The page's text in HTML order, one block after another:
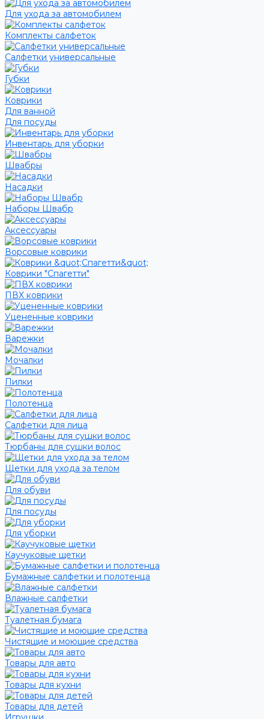
Для ухода за автомобилем
Комплекты салфеток
Салфетки универсальные
Губки
Коврики
Для ванной
Для посуды
Инвентарь для уборки
Швабры
Насадки
Наборы Швабр
Аксессуары
Ворсовые коврики
Коврики "Спагетти"
ПВХ коврики
Уцененные коврики
Варежки
Мочалки
Пилки
Полотенца
Салфетки для лица
Тюрбаны для сушки волос
Щетки для ухода за телом
Для обуви
Для посуды
Для уборки
Каучуковые щетки
Бумажные салфетки и полотенца
Влажные салфетки
Туалетная бумага
Чистящие и моющие средства
Товары для авто
Товары для кухни
Товары для детей